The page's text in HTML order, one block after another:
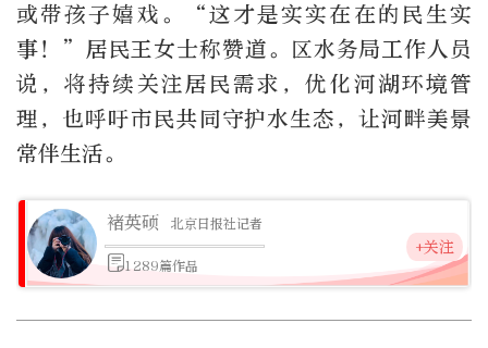
或带孩子嬉戏。“这才是实实在在的民生实
事！”居民王女士称赞道。区水务局工作人员
说，将持续关注居民需求，优化河湖环境管
理，也呼吁市民共同守护水生态，让河畔美景
常伴生活。
褚英硕 北京日报社记者
1289篇作品
+关注